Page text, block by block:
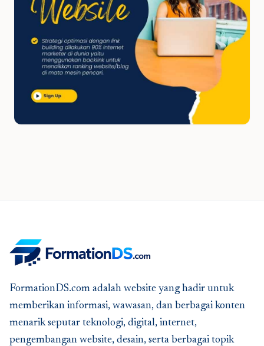
FormationDS.com adalah website yang hadir untuk
memberikan informasi, wawasan, dan berbagai konten
menarik seputar teknologi, digital, internet,
pengembangan website, desain, serta berbagai topik